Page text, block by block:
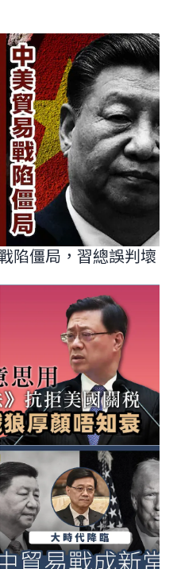
陷僵局，習總誤判壞